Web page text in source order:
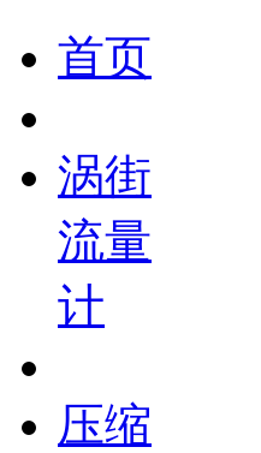
首页
涡街
流量
计
压缩